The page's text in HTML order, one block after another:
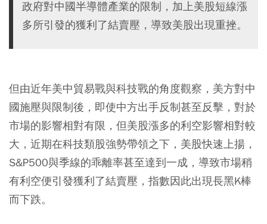
政府對中國半導體產業的限制，加上美股短線漲
多所引發的獲利了結賣壓，導致美股出現重挫。
但由近年美中貿易戰與科技戰的角度觀察，美方對中
國施壓與限制後，即使中方出手反制甚至反擊，對於
市場的影響相對有限，但美股漲多的利空影響相對較
大，近期在科技類股強勢帶領之下，美股快速上揚，
S&P500與季線的乖離率甚至達到一成，導致市場稍
有利空便引發獲利了結賣壓，指數因此出現長黑K棒
而下跌。